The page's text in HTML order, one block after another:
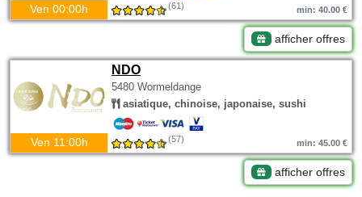
Ven 00:00h (61) min: 40.00 €
afficher offres
NDO
5480 Wormeldange
asiatique, chinoise, japonaise, sushi
Ven 11:00h (57) min: 45.00 €
afficher offres